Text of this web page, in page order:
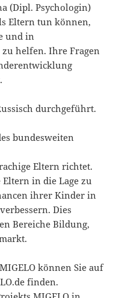
(Dipl. Psychologin)
Eltern tun können,
und in
helfen. Ihre Fragen
durchgeführt.
bundesweiten
Eltern richtet.
in die Lage zu
ihrer Kinder in
Dies
Bereiche Bildung,
können Sie auf
finden.